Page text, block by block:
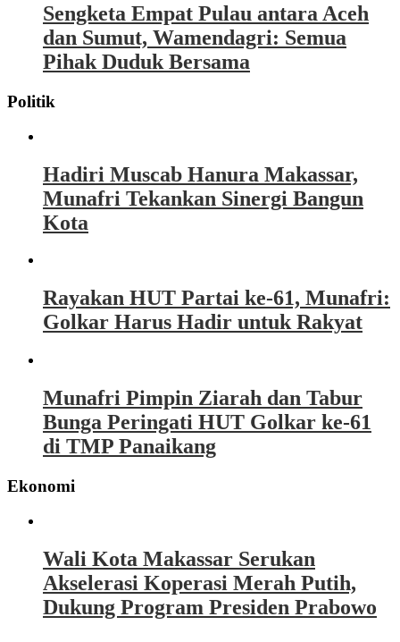
Sengketa Empat Pulau antara Aceh
dan Sumut, Wamendagri: Semua
Pihak Duduk Bersama
Politik
Hadiri Muscab Hanura Makassar,
Munafri Tekankan Sinergi Bangun
Kota
Rayakan HUT Partai ke-61, Munafri:
Golkar Harus Hadir untuk Rakyat
Munafri Pimpin Ziarah dan Tabur
Bunga Peringati HUT Golkar ke-61
di TMP Panaikang
Ekonomi
Wali Kota Makassar Serukan
Akselerasi Koperasi Merah Putih,
Dukung Program Presiden Prabowo